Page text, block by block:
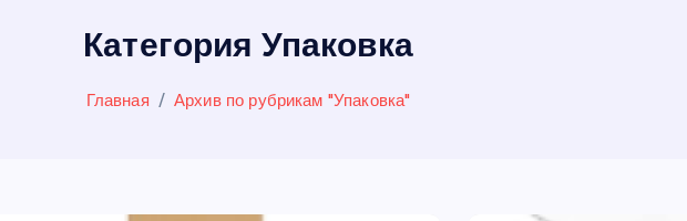
Категория Упаковка
Главная Архив по рубрикам "Упаковка"